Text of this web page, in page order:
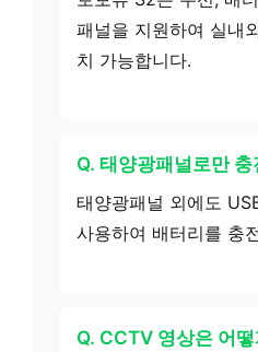
패널을 지원하여 실내
치 가능합니다.
Q. 태양광패널로만
태양광패널 외에도
사용하여 배터리를 충
Q. CCTV 영상은 어